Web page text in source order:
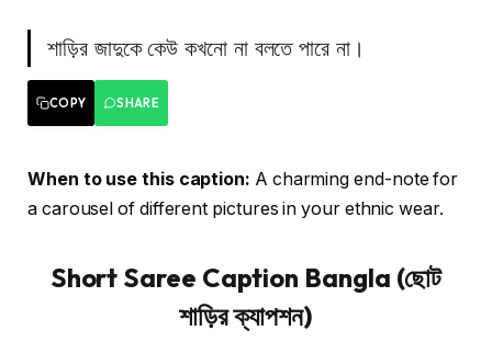
শাড়ির জাদুকে কেউ কখনো না বলতে পারে না।
COPY SHARE
When to use this caption: A charming end-note for
a carousel of different pictures in your ethnic wear.
Short Saree Caption Bangla (ছোট
শাড়ির ক্যাপশন)